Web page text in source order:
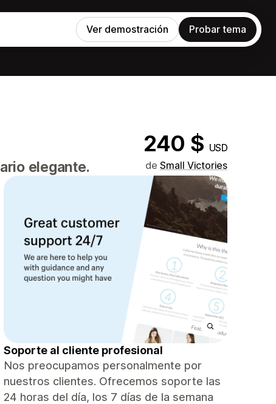
Ver demostración Probar tema
240 $ USD
elegante. de Small Victories
Soporte al cliente profesional
Nos preocupamos personalmente por
nuestros clientes. Ofrecemos soporte las
24 horas del día, los 7 días de la semana